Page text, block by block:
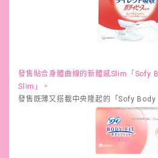
發售貼合身體曲線的新體感Slim「Sofy
Slim」。
發售既薄又搭載中央隆起的「Sofy